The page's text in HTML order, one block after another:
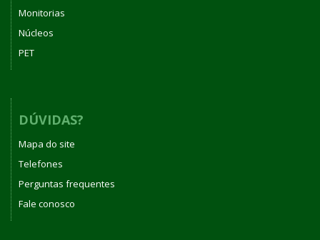
Monitorias
Núcleos
PET
DÚVIDAS?
Mapa do site
Telefones
Perguntas frequentes
Fale conosco